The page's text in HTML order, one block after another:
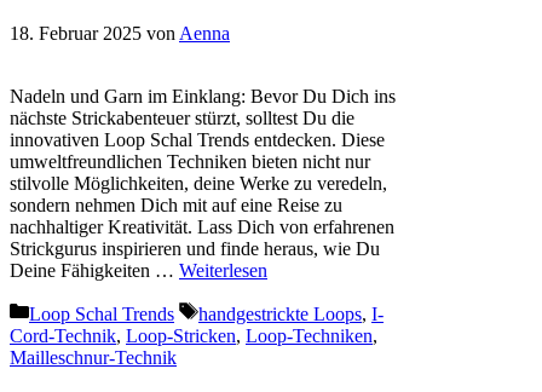
18. Februar 2025 von Aenna
Nadeln und Garn im Einklang: Bevor Du Dich ins
nächste Strickabenteuer stürzt, solltest Du die
innovativen Loop Schal Trends entdecken. Diese
umweltfreundlichen Techniken bieten nicht nur
stilvolle Möglichkeiten, deine Werke zu veredeln,
sondern nehmen Dich mit auf eine Reise zu
nachhaltiger Kreativität. Lass Dich von erfahrenen
Strickgurus inspirieren und finde heraus, wie Du
Deine Fähigkeiten … Weiterlesen
Kategorien
Loop Schal Trends Schlagwörter
handgestrickte Loops, I-
Cord-Technik, Loop-Stricken, Loop-Techniken,
Mailleschnur-Technik